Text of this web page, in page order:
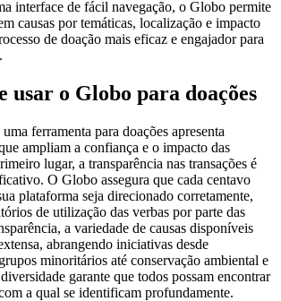
interface de fácil navegação, o Globo permite
causas por temáticas, localização e impacto
de doação mais eficaz e engajador para
usar o Globo para doações
ferramenta para doações apresenta
ampliam a confiança e o impacto das
lugar, a transparência nas transações é
O Globo assegura que cada centavo
plataforma seja direcionado corretamente,
de utilização das verbas por parte das
a variedade de causas disponíveis
abrangendo iniciativas desde
minoritários até conservação ambiental e
garante que todos possam encontrar
a qual se identificam profundamente.